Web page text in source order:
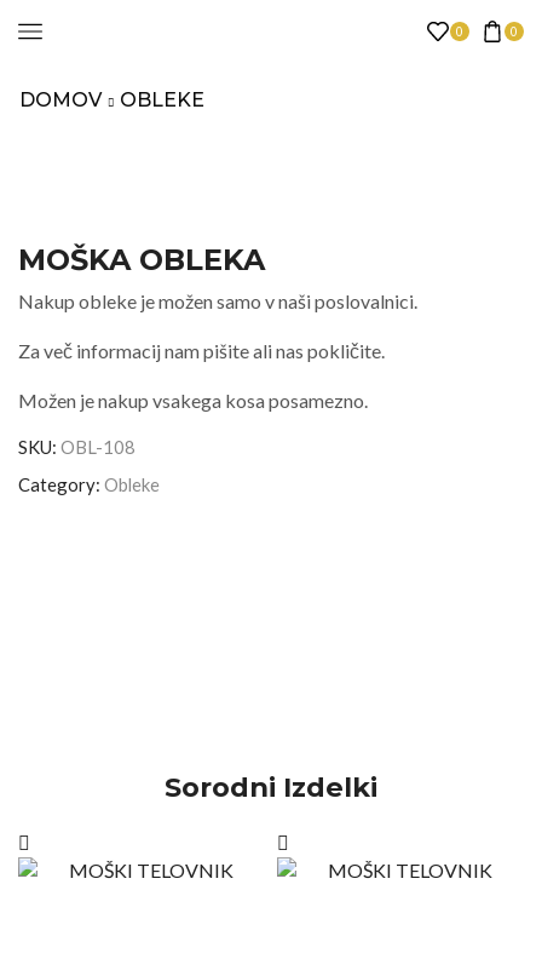
0 0
DOMOV OBLEKE
MOŠKA OBLEKA
Nakup obleke je možen samo v naši poslovalnici.
Za več informacij nam pišite ali nas pokličite.
Možen je nakup vsakega kosa posamezno.
SKU: OBL-108
Category: Obleke
Sorodni Izdelki